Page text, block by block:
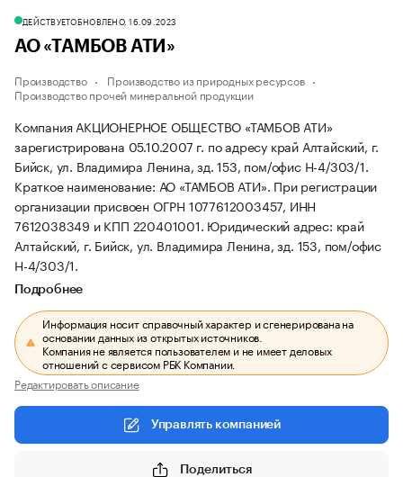
ДЕЙСТВУЕТОБНОВЛЕНО, 16.09.2023
АО «ТАМБОВ АТИ»
Производство
Производство из природных ресурсов
Производство прочей минеральной продукции
Компания АКЦИОНЕРНОЕ ОБЩЕСТВО «ТАМБОВ АТИ»
зарегистрирована 05.10.2007 г. по адресу край Алтайский, г.
Бийск, ул. Владимира Ленина, зд. 153, пом/офис Н-4/303/1.
Краткое наименование: АО «ТАМБОВ АТИ». При регистрации
организации присвоен ОГРН 1077612003457, ИНН
7612038349 и КПП 220401001. Юридический адрес: край
Алтайский, г. Бийск, ул. Владимира Ленина, зд. 153, пом/офис
Н-4/303/1.
Подробнее
Информация носит справочный характер и сгенерирована на
основании данных из открытых источников.
Компания не является пользователем и не имеет деловых
отношений с сервисом РБК Компании.
Редактировать описание
Управлять компанией
Поделиться